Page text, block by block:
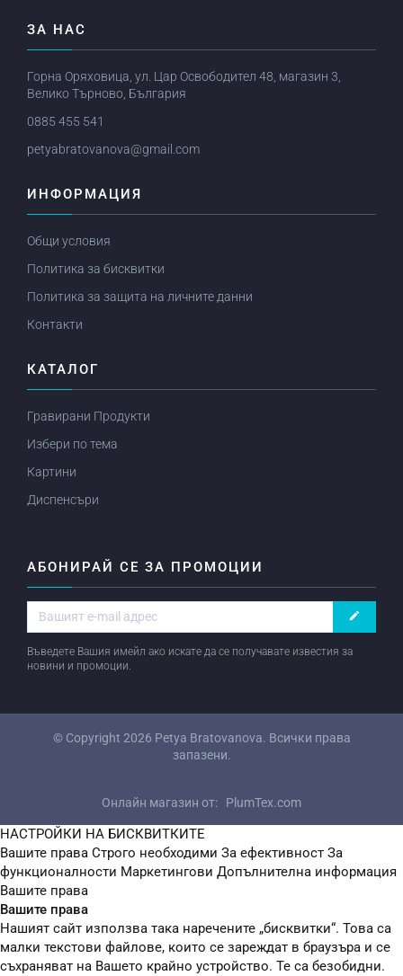
ЗА НАС
Горна Оряховица, ул. Цар Освободител 48, магазин 3,
Велико Търново, България
0885 455 541
petyabratovanova@gmail.com
ИНФОРМАЦИЯ
Общи условия
Политика за бисквитки
Политика за защита на личните данни
Контакти
КАТАЛОГ
Гравирани Продукти
Избери по тема
Картини
Диспенсъри
АБОНИРАЙ СЕ ЗА ПРОМОЦИИ
create
Въведете Вашия имейл ако искате да се получавате известия за
новини и промоции.
© Copyright 2026 Petya Bratovanova. Всички права
запазени.
Онлайн магазин от: PlumTex.com
НАСТРОЙКИ НА БИСКВИТКИТЕ
Вашите права Строго необходими За ефективност За
функционалности Маркетингови Допълнителна информация
Вашите права
Вашите права
Нашият сайт използва така наречените „бисквитки“. Това са
малки текстови файлове, които се зареждат в браузъра и се
съхраняват на Вашето крайно устройство. Те са безобидни.